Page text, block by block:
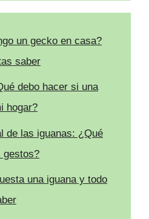
un gecko en casa?
saber
debo hacer si una
hogar?
de las iguanas: ¿Qué
gestos?
una iguana y todo